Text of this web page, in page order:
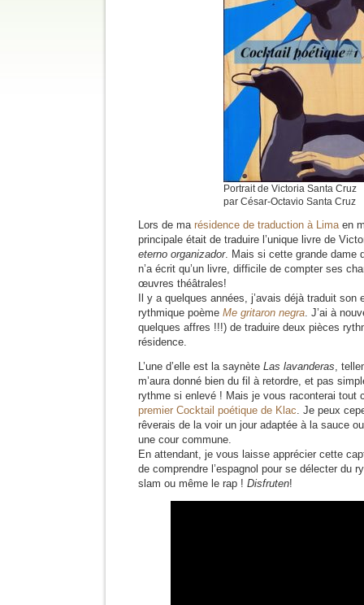
Portrait de Victoria Santa Cruz
par César-Octavio Santa Cruz
Lors de ma résidence de traduction à Limaen
principale était de traduire l’unique livre de
eterno organizador. Mais si cette grande dame
n’a écrit qu’un livre, difficile de compter ses
œuvres théâtrales!
Il y a quelques années, j’avais déjà traduit
rythmique poème Me gritaron negra. J’ai à
quelques affres !!!) de traduire deux pièces
résidence.
L’une d’elle est la saynète Las lavanderas,
m’aura donné bien du fil à retordre, et pas
rythme si enlevé ! Mais je vous raconterai tout
premier Cocktail poétique de Klac. Je peux
rêverais de la voir un jour adaptée à la sauce
une cour commune.
En attendant, je vous laisse apprécier cette
de comprendre l’espagnol pour se délecter du
slam ou même le rap ! Disfruten!